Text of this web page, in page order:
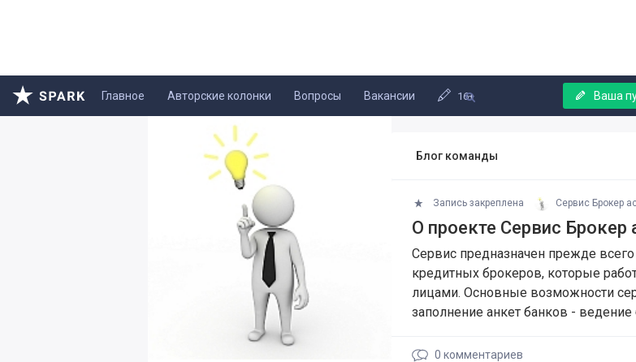
Главное Авторские колонки Вопросы Вакансии Ваша
16+
Блог команды
Запись закреплена Сервис Брокер
О проекте Сервис Брокер
Сервис предназначен прежде
кредитных брокеров, которые
лицами. Основные возможности
заполнение анкет банков - ведение
0 комментариев